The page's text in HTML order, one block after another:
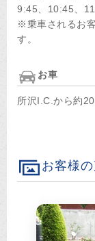
9:45、10:45、
※乗車されるお
す。
お車
所沢I.C.から約
お客様